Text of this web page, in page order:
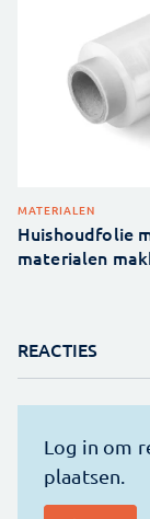
MATERIALEN
Huishoudfolie
materialen
REACTIES